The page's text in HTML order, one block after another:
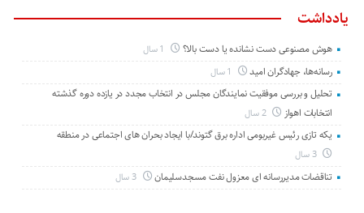
یادداشت
هوش مصنوعی دست نشانده یا دست بالا؟
رسانه‌ها، جهادگران امید
تحلیل و بررسی موفقیت نمایندگان مجلس در انتخاب مجدد در یازده دوره گذشته
انتخابات اهواز
2 سال
یکه تازی رئیس غیربومی اداره برق گتوند/با ایجاد بحران های اجتماعی در منطقه
3 سال
تناقضات مدیررسانه ای معزول نفت مسجدسلیمان 3 سال